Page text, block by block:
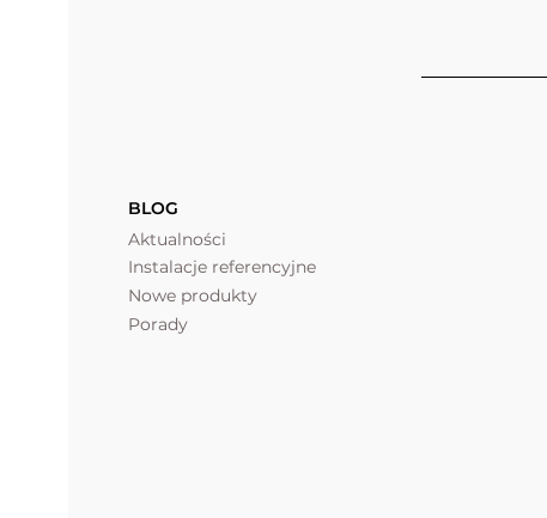
BLOG
Aktualności
Instalacje referencyjne
Nowe produkty
Porady